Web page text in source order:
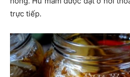
trực tiếp.